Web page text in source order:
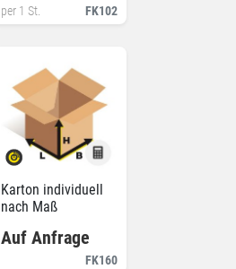
FK102
per 1 St.
Karton individuell
nach Maß
FK160
Auf Anfrage